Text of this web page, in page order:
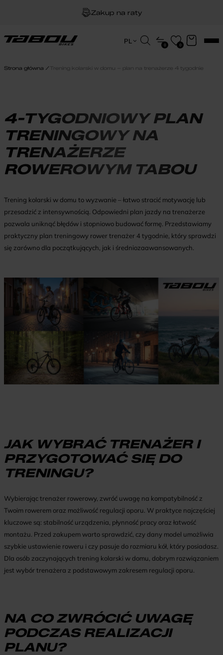
Dożywotnia gwarancja na ramę
Darmowa dostawa
PL
HU
Wyszukiwarka
produktów
0 0
Strona główna Trening kolarski w domu – plan na trenażerze 4 tygodnie
4-TYGODNIOWY PLAN
TRENINGOWY NA
TRENAŻERZE
ROWEROWYM TABOU
Trening kolarski w domu to wyzwanie – łatwo stracić motywację lub
przesadzić z intensywnością. Odpowiedni plan jazdy na trenażerze
pozwala uniknąć błędów i stopniowo budować formę. Przedstawiamy
praktyczny plan treningowy rower trenażer 4 tygodnie, który sprawdzi
się zarówno dla początkujących, jak i średniozaawansowanych.
JAK WYBRAĆ TRENAŻER I
PRZYGOTOWAĆ SIĘ DO
TRENINGU?
Wybierając trenażer rowerowy, zwróć uwagę na kompatybilność z
Twoim rowerem oraz możliwość regulacji oporu. W praktyce najczęściej
kluczowe są: stabilność urządzenia, płynność pracy oraz łatwość
montażu. Przed zakupem warto sprawdzić, czy dany model umożliwia
szybkie ustawienie roweru i czy pasuje do rozmiaru kół, który posiadasz.
Dla osób zaczynających trening kolarski w domu, dobrym rozwiązaniem
jest wybór trenażera z podstawowym zakresem regulacji oporu.
NA CO ZWRÓCIĆ UWAGĘ
PODCZAS REALIZACJI
PLANU?